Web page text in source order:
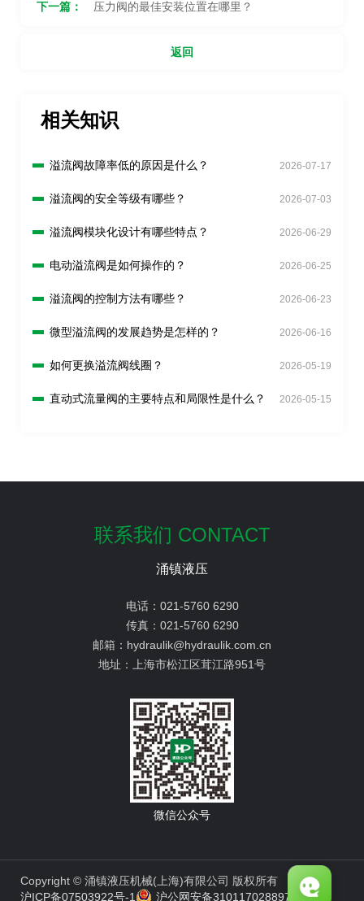
下一篇： 压力阀的最佳安装位置在哪里？
返回
相关知识
溢流阀故障率低的原因是什么？ 2026-07-17
溢流阀的安全等级有哪些？ 2026-07-03
溢流阀模块化设计有哪些特点？ 2026-06-29
电动溢流阀是如何操作的？ 2026-06-25
溢流阀的控制方法有哪些？ 2026-06-23
微型溢流阀的发展趋势是怎样的？ 2026-06-16
如何更换溢流阀线圈？ 2026-05-19
直动式流量阀的主要特点和局限性是什么？ 2026-05-15
联系我们 CONTACT
涌镇液压
电话： 021-5760 6290
传真： 021-5760 6290
邮箱： hydraulik@hydraulik.com.cn
地址：
上海市松江区茸江路951号
微信公众号
Copyright © 涌镇液压机械(上海)有限公司 版权所有
沪ICP备07503922号-1
沪公网安备31011702889776号